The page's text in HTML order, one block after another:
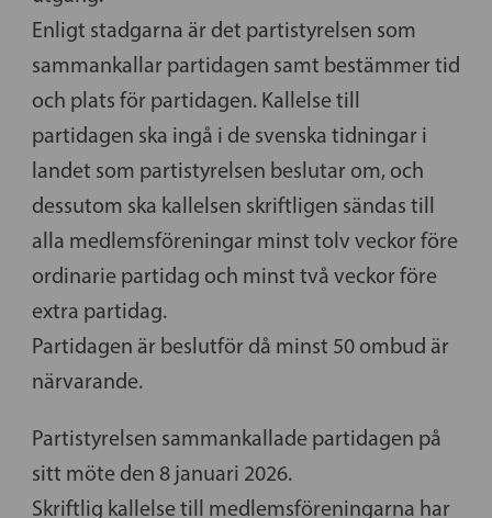
Enligt stadgarna är det partistyrelsen som
sammankallar partidagen samt bestämmer tid
och plats för partidagen. Kallelse till
partidagen ska ingå i de svenska tidningar i
landet som partistyrelsen beslutar om, och
dessutom ska kallelsen skriftligen sändas till
alla medlemsföreningar minst tolv veckor före
ordinarie partidag och minst två veckor före
extra partidag.
Partidagen är beslutför då minst 50 ombud är
närvarande.
Partistyrelsen sammankallade partidagen på
sitt möte den 8 januari 2026.
Skriftlig kallelse till medlemsföreningarna har